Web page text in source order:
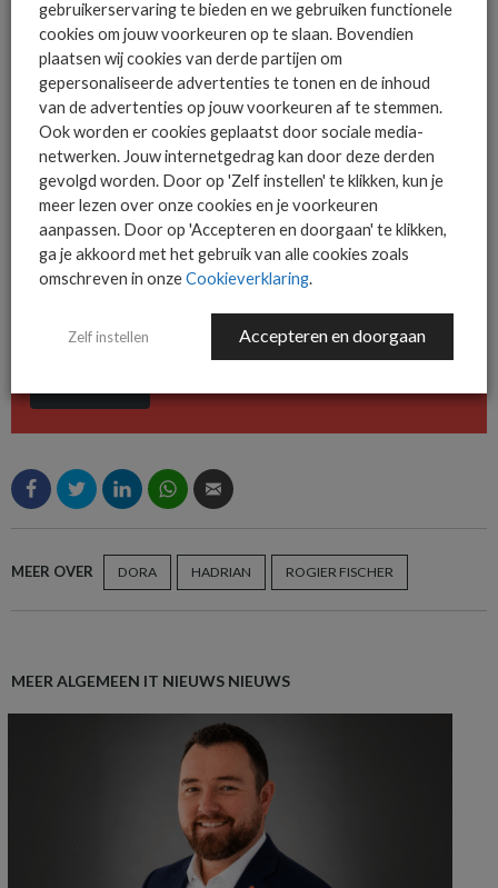
De ICT-wereld is snel. Mis
niets.
Het allerlaatste ICT nieuws in jouw
mailbox
MEER OVER DORA HADRIAN ROGIER FISCHER
MEER ALGEMEEN IT NIEUWS NIEUWS
gebruikerservaring te bieden en we gebruiken functionele
cookies om jouw voorkeuren op te slaan. Bovendien
plaatsen wij cookies van derde partijen om
gepersonaliseerde advertenties te tonen en de inhoud
van de advertenties op jouw voorkeuren af te stemmen.
Ook worden er cookies geplaatst door sociale media-
netwerken. Jouw internetgedrag kan door deze derden
gevolgd worden. Door op 'Zelf instellen' te klikken, kun je
meer lezen over onze cookies en je voorkeuren
aanpassen. Door op 'Accepteren en doorgaan' te klikken,
ga je akkoord met het gebruik van alle cookies zoals
omschreven in onzeCookieverklaring.
Zelf instellen Accepteren en doorgaan